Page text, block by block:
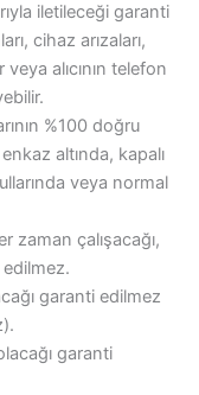
iletileceği garanti
cihaz arızaları,
alıcının telefon
%100 doğru
altında, kapalı
veya normal
zaman çalışacağı,
garanti edilmez
garanti